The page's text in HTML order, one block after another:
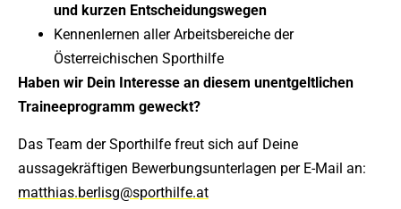
und kurzen Entscheidungswegen
Kennenlernen aller Arbeitsbereiche der
Österreichischen Sporthilfe
Haben wir Dein Interesse an diesem unentgeltlichen
Traineeprogramm geweckt?
Das Team der Sporthilfe freut sich auf Deine
aussagekräftigen Bewerbungsunterlagen per E-Mail an:
matthias.berlisg@sporthilfe.at